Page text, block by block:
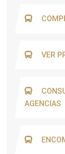
VER
AGENCIAS